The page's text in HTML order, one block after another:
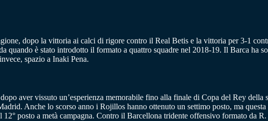
dopo la vittoria ai calci di rigore contro il Real Betis e la vittoria per 3-1
quando è stato introdotto il formato a quattro squadre nel 2018-19. Il Barca ha
spazio a Inaki Pena.
aver vissuto un’esperienza memorabile fino alla finale di Copa del Rey
Anche lo scorso anno i Rojillos hanno ottenuto un settimo posto, ma
posto a metà campagna. Contro il Barcellona tridente offensivo formato da